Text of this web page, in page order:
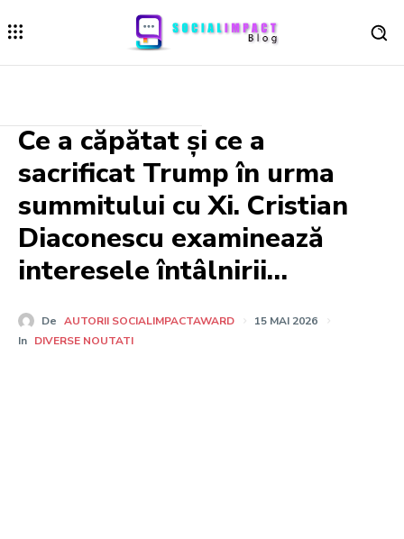
Ce a căpătat și ce a
sacrificat Trump în urma
summitului cu Xi. Cristian
Diaconescu examinează
interesele întâlnirii…
De AUTORII SOCIALIMPACTAWARD
15 MAI 2026
In DIVERSE NOUTATI